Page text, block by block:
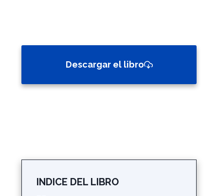
Descargar el libro
INDICE DEL LIBRO